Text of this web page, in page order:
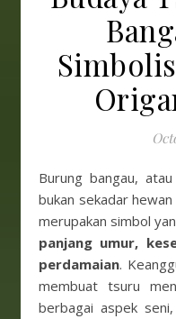
Burung bangau, atau
bukan sekadar
merupakan simbol
panjang umur,
perdamaian.
membuat tsuru
berbagai aspek